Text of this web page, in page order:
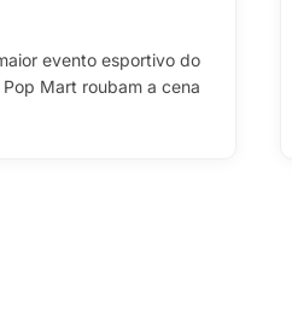
evento esportivo do
Mart roubam a cena